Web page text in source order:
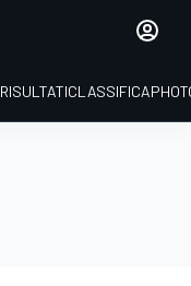
RISULTATICLASSIFICA